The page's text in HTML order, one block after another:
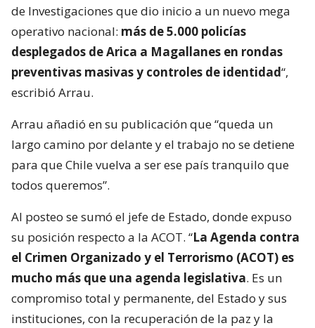
de Investigaciones que dio inicio a un nuevo mega
operativo nacional: más de 5.000 policías
desplegados de Arica a Magallanes en rondas
preventivas masivas y controles de identidad“,
escribió Arrau.
Arrau añadió en su publicación que “queda un
largo camino por delante y el trabajo no se detiene
para que Chile vuelva a ser ese país tranquilo que
todos queremos”.
Al posteo se sumó el jefe de Estado, donde expuso
su posición respecto a la ACOT. “La Agenda contra
el Crimen Organizado y el Terrorismo (ACOT) es
mucho más que una agenda legislativa. Es un
compromiso total y permanente, del Estado y sus
instituciones, con la recuperación de la paz y la